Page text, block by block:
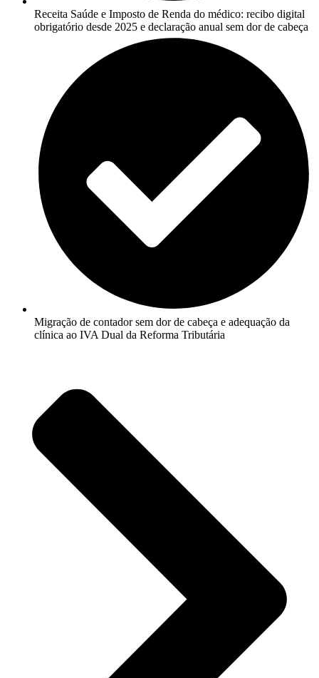
Receita Saúde e Imposto de Renda do médico: recibo digital
obrigatório desde 2025 e declaração anual sem dor de cabeça
Migração de contador sem dor de cabeça e adequação da
clínica ao IVA Dual da Reforma Tributária